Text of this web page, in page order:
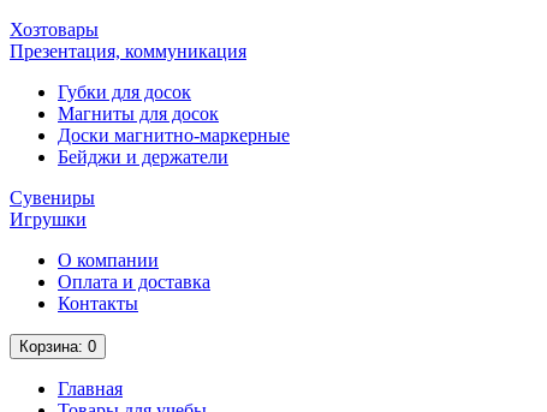
Хозтовары
Презентация, коммуникация
Губки для досок
Магниты для досок
Доски магнитно-маркерные
Бейджи и держатели
Сувениры
Игрушки
О компании
Оплата и доставка
Контакты
Корзина: 0
Главная